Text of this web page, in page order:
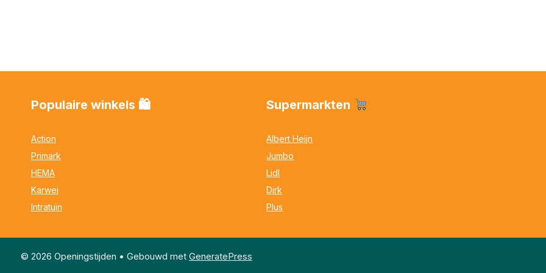
Populaire winkels 🛍
Action
Primark
HEMA
Karwei
Intratuin
Supermarkten
Albert Heijn
Jumbo
Lidl
Dirk
Plus
© 2026 Openingstijden • Gebouwd met GeneratePress